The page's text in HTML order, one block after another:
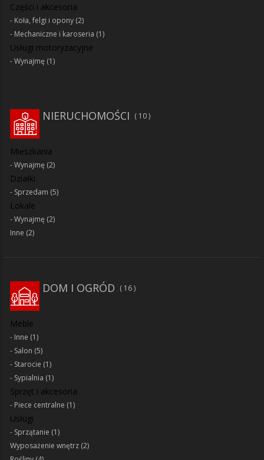
Części i akcesoria
Koła, felgi i opony (2)
Mechaniczne i karoseria (1)
Usługi motoryzacyjne
Wynajmę (1)
NIERUCHOMOŚCI 10
Mieszkania
Wynajmę (2)
Działki
Sprzedam (5)
Lokale
Wynajmę (2)
Inne (2)
DOM I OGRÓD 16
Meble
Inne (1)
Salon (5)
Starocie (1)
Sypialnia (1)
Sprzęt i akcesoria
Piece centralne (1)
Usługi
Sprzątanie (1)
Wyposażenie wnętrz (2)